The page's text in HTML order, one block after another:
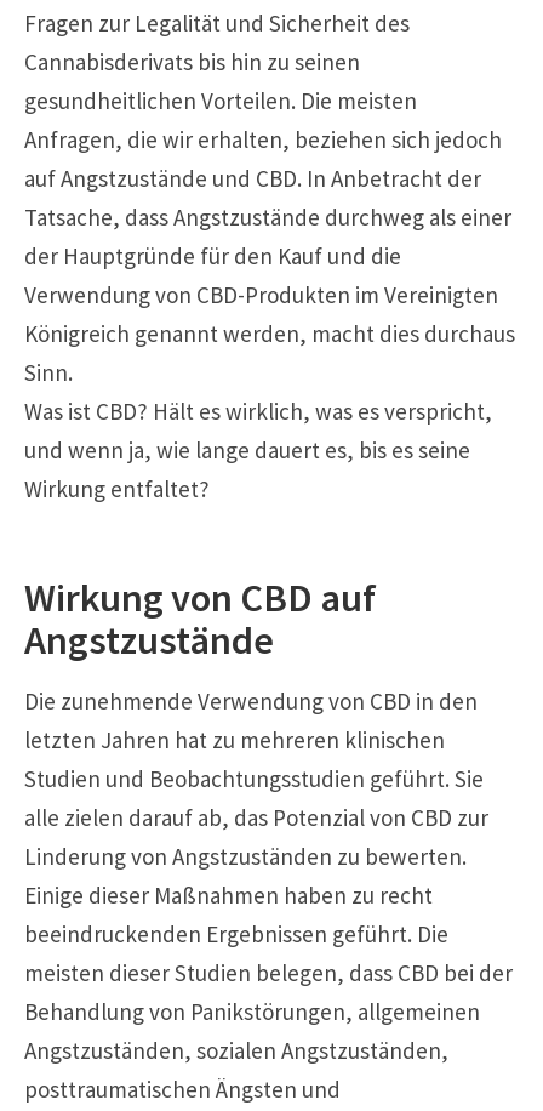
Fragen zur Legalität und Sicherheit des
Cannabisderivats bis hin zu seinen
gesundheitlichen Vorteilen. Die meisten
Anfragen, die wir erhalten, beziehen sich jedoch
auf Angstzustände und CBD. In Anbetracht der
Tatsache, dass Angstzustände durchweg als einer
der Hauptgründe für den Kauf und die
Verwendung von CBD-Produkten im Vereinigten
Königreich genannt werden, macht dies durchaus
Sinn.
Was ist CBD? Hält es wirklich, was es verspricht,
und wenn ja, wie lange dauert es, bis es seine
Wirkung entfaltet?
Wirkung von CBD auf
Angstzustände
Die zunehmende Verwendung von CBD in den
letzten Jahren hat zu mehreren klinischen
Studien und Beobachtungsstudien geführt. Sie
alle zielen darauf ab, das Potenzial von CBD zur
Linderung von Angstzuständen zu bewerten.
Einige dieser Maßnahmen haben zu recht
beeindruckenden Ergebnissen geführt. Die
meisten dieser Studien belegen, dass CBD bei der
Behandlung von Panikstörungen, allgemeinen
Angstzuständen, sozialen Angstzuständen,
posttraumatischen Ängsten und